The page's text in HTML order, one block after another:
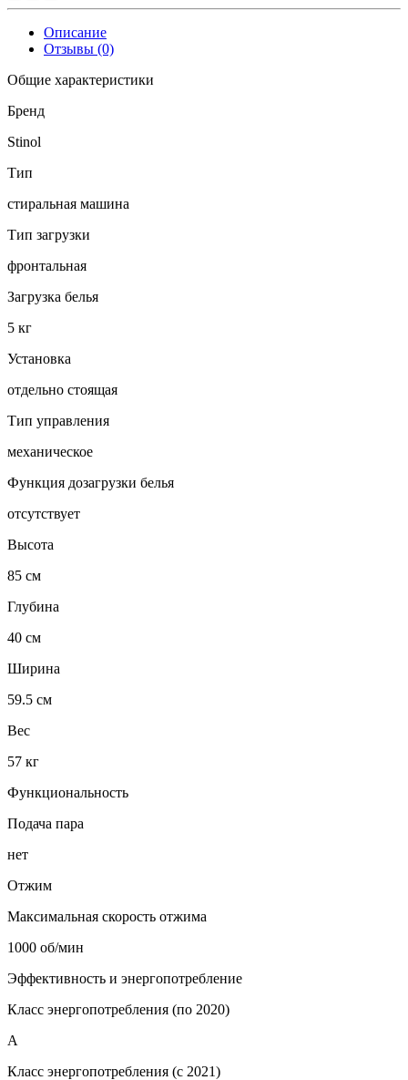
Описание
Отзывы (0)
Общие характеристики
Бренд
Stinol
Тип
стиральная машина
Тип загрузки
фронтальная
Загрузка белья
5 кг
Установка
отдельно стоящая
Тип управления
механическое
Функция дозагрузки белья
отсутствует
Высота
85 см
Глубина
40 см
Ширина
59.5 см
Вес
57 кг
Функциональность
Подача пара
нет
Отжим
Максимальная скорость отжима
1000 об/мин
Эффективность и энергопотребление
Класс энергопотребления (по 2020)
A
Класс энергопотребления (с 2021)